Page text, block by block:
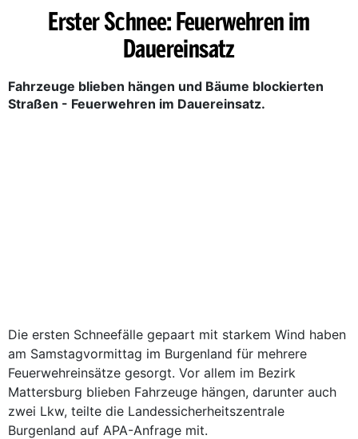
Erster Schnee: Feuerwehren im
Dauereinsatz
Fahrzeuge blieben hängen und Bäume blockierten
Straßen - Feuerwehren im Dauereinsatz.
Die ersten Schneefälle gepaart mit starkem Wind haben
am Samstagvormittag im Burgenland für mehrere
Feuerwehreinsätze gesorgt. Vor allem im Bezirk
Mattersburg blieben Fahrzeuge hängen, darunter auch
zwei Lkw, teilte die Landessicherheitszentrale
Burgenland auf APA-Anfrage mit.